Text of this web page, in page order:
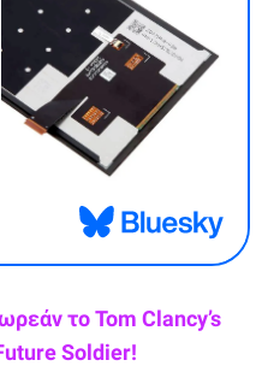
το Tom Clancy’s
Soldier!